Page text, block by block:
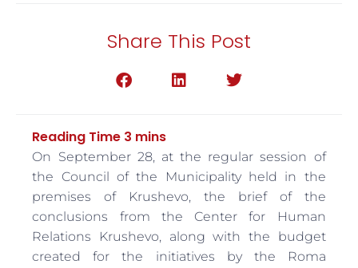
Share This Post
On September 28, at the regular session of
the Council of the Municipality held in the
premises of Krushevo, the brief of the
conclusions from the Center for Human
Relations Krushevo, along with the budget
created for the initiatives by the Roma